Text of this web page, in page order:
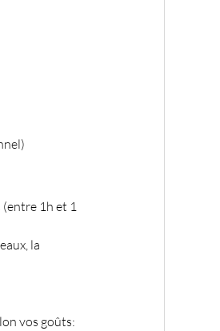
1h et 1
la
vos goûts: